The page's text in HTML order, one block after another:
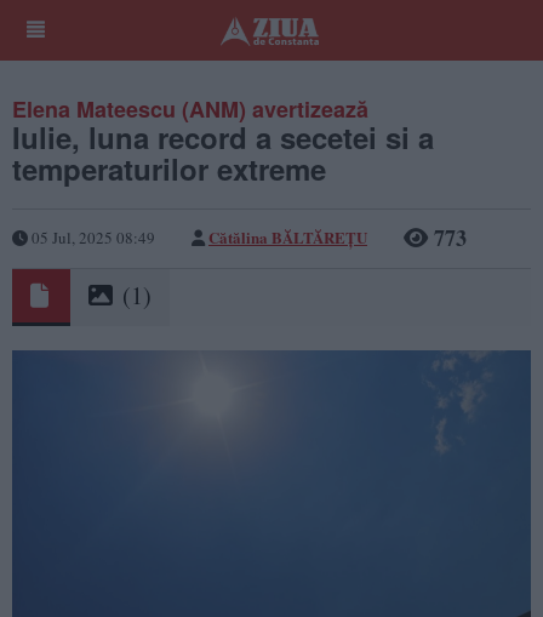
Elena Mateescu (ANM) avertizează
Iulie, luna record a secetei si a
temperaturilor extreme
05 Jul, 2025 08:49 Cătălina BĂLTĂREȚU 773
(1)